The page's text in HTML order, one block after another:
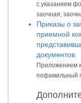
с указанием
заочная,
Приказы о
приемной
документов.
Приложением
пофамильный